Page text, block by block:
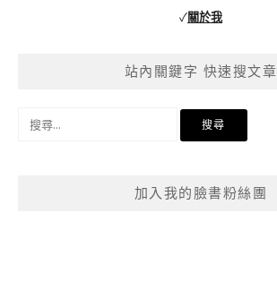
✓關於我
站內關鍵字 快速搜文章
加入我的臉書粉絲團